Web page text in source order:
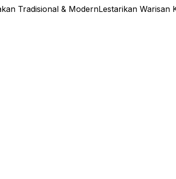
Tradisional & ModernLestarikan Warisan